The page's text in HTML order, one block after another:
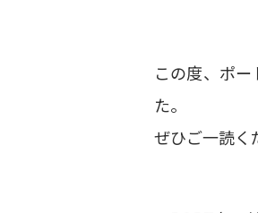
この度、 ポー
た。
ぜひご一読く